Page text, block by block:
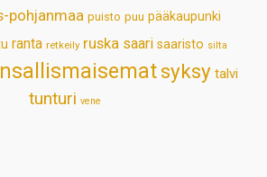
pohjanmaa puisto puu pääkaupunki
ranta retkeily ruska saari saaristo silta
syksy talvi
tunturi vene